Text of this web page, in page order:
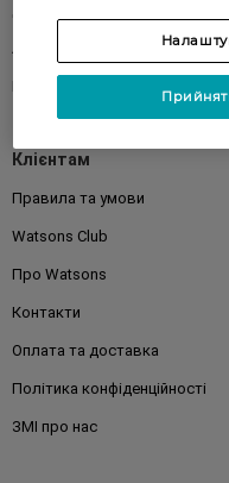
Аксесуари
Клієнтам
Правила та умови
Watsons Club
Про Watsons
Контакти
Оплата та доставка
Політика конфіденційності
ЗМІ про нас